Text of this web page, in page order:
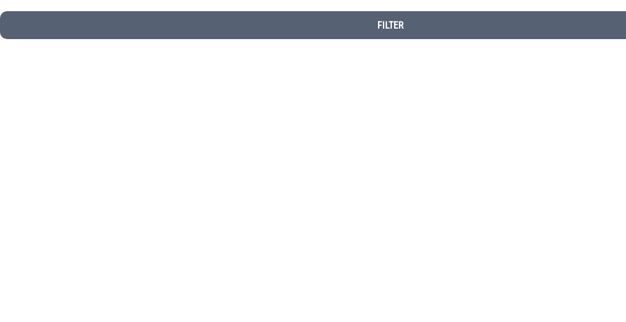
FILTER